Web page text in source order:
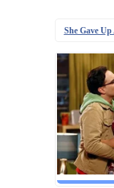
She Gave